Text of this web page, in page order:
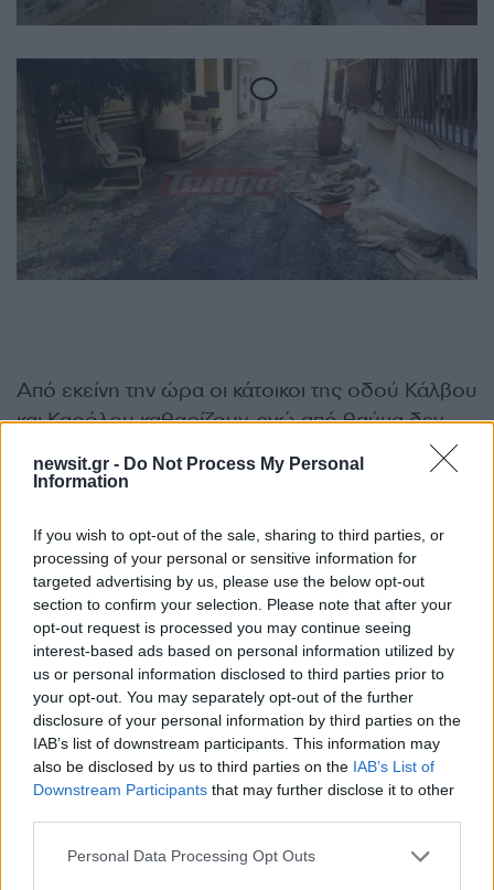
newsit.gr - Do Not Process My Personal
Information
If you wish to opt-out of the sale, sharing to third parties, or
processing of your personal or sensitive information for
targeted advertising by us, please use the below opt-out
section to confirm your selection. Please note that after your
opt-out request is processed you may continue seeing
interest-based ads based on personal information utilized by
us or personal information disclosed to third parties prior to
your opt-out. You may separately opt-out of the further
disclosure of your personal information by third parties on the
IAB’s list of downstream participants. This information may
also be disclosed by us to third parties on the IAB’s List of
Downstream Participants that may further disclose it to other
Please note that this website/app uses one or more Google
Personal Data Processing Opt Outs
Από εκείνη την ώρα οι κάτοικοι της οδού Κάλβου
και Καρόλου καθαρίζουν, ενώ από θαύμα δεν
σημειώθηκε τραυματισμός, αναφέρει το
Tempo24news. Εξαιτίας της κατολίσθησης
συνέπεια μεγάλο τμήμα του διαμερίσματος της
Πάτρας να μείνει χωρίς νερό.
ΔΙΑΦΗΜΙΣΗ